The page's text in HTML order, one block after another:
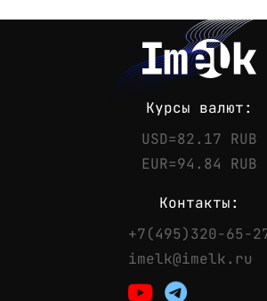
Контакты
Курсы валют:
USD=82.17 RUB
EUR=94.84 RUB
Контакты:
+7(495)320-65-
imelk@imelk.ru